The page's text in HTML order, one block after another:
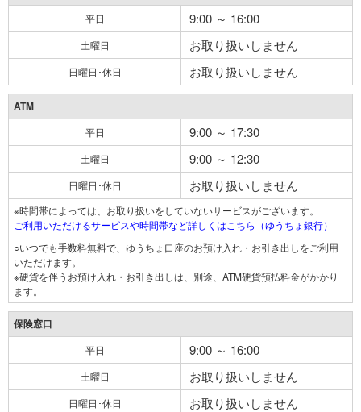
平日 9:00 ～ 16:00
土曜日 お取り扱いしません
日曜日･休日 お取り扱いしません
ATM
平日 9:00 ～ 17:30
土曜日 9:00 ～ 12:30
日曜日･休日 お取り扱いしません
※時間帯によっては、お取り扱いをしていないサービスがございます。
ご利用いただけるサービスや時間帯など詳しくはこちら（ゆうちょ銀行）
○いつでも手数料無料で、ゆうちょ口座のお預け入れ・お引き出しをご利用
いただけます。
※硬貨を伴うお預け入れ・お引き出しは、別途、ATM硬貨預払料金がかかり
ます。
保険窓口
平日 9:00 ～ 16:00
土曜日 お取り扱いしません
日曜日･休日 お取り扱いしません